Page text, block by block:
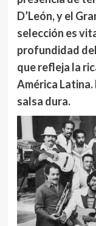
D’León, y el
selección es
profundidad
que refleja la
América Latina.
salsa dura.